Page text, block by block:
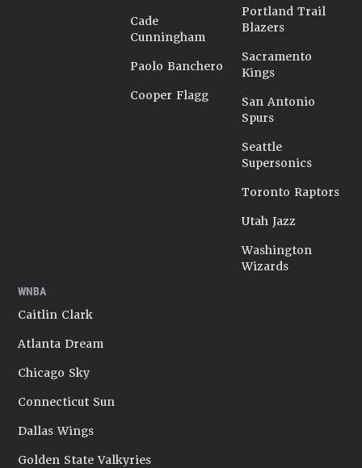
Cade
Cunningham
Paolo Banchero
Cooper Flagg
Portland Trail
Blazers
Sacramento
Kings
San Antonio
Spurs
Seattle
Supersonics
Toronto Raptors
Utah Jazz
Washington
Wizards
WNBA
Caitlin Clark
Atlanta Dream
Chicago Sky
Connecticut Sun
Dallas Wings
Golden State Valkyries